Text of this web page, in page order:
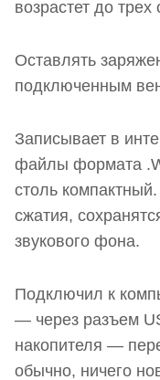
возрастет до трех
Оставлять
подключенным
Записывает в
файлы формата
столь
сжатия,
звукового фона.
Подключил к
— через разъем
накопителя —
обычно, ничего